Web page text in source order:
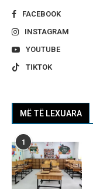
FACEBOOK
INSTAGRAM
YOUTUBE
TIKTOK
MË TË LEXUARA
1